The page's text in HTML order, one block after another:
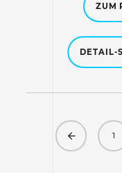
ZUM
DETAIL-
Previous1